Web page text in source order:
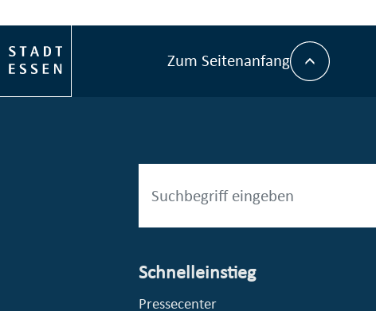
Zum Seitenanfang
Schnelleinstieg
Pressecenter
© Stadt Essen, Presse- und Kommunikationsamt